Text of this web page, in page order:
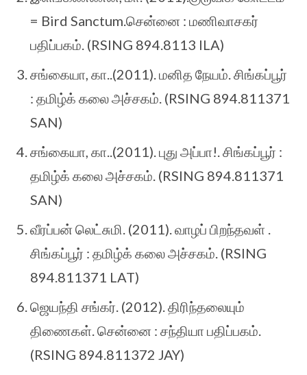
= Bird Sanctum.சென்னை : மணிவாசகர்
பதிப்பகம். (RSING 894.8113 ILA)
சங்கையா, கா..(2011). மனித நேயம். சிங்கப்பூர்
: தமிழ்க் கலை அச்சகம். (RSING 894.811371
SAN)
சங்கையா, கா..(2011). புது அப்பா!. சிங்கப்பூர் :
தமிழ்க் கலை அச்சகம். (RSING 894.811371
SAN)
வீரப்பன் லெட்சுமி. (2011). வாழப் பிறந்தவள் .
சிங்கப்பூர் : தமிழ்க் கலை அச்சகம். (RSING
894.811371 LAT)
ஜெயந்தி சங்கர். (2012). திரிந்தலையும்
திணைகள். சென்னை : சந்தியா பதிப்பகம்.
(RSING 894.811372 JAY)